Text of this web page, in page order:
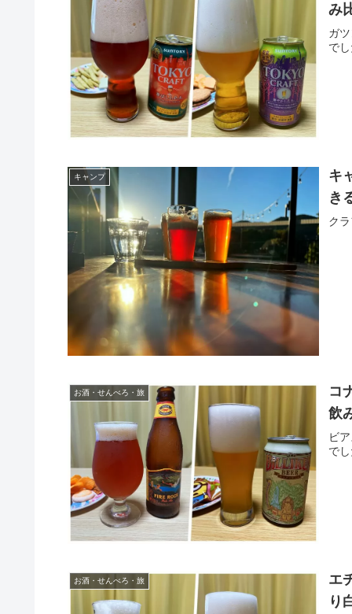
み
ガ
で
キャンプ
キ
き
ク
お酒・せんべろ・旅
コ
飲
ビ
で
お酒・せんべろ・旅
エ
り